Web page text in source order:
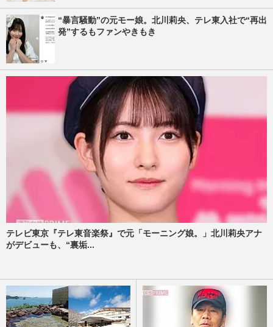
“暴言騒動”の元モー娘。北川莉央、テレ東入社で“再出
発”するもファンやきもき
テレビ東京『テレ東音楽祭』で元「モーニング娘。」北川莉央アナ
がデビューも、“裏垢...